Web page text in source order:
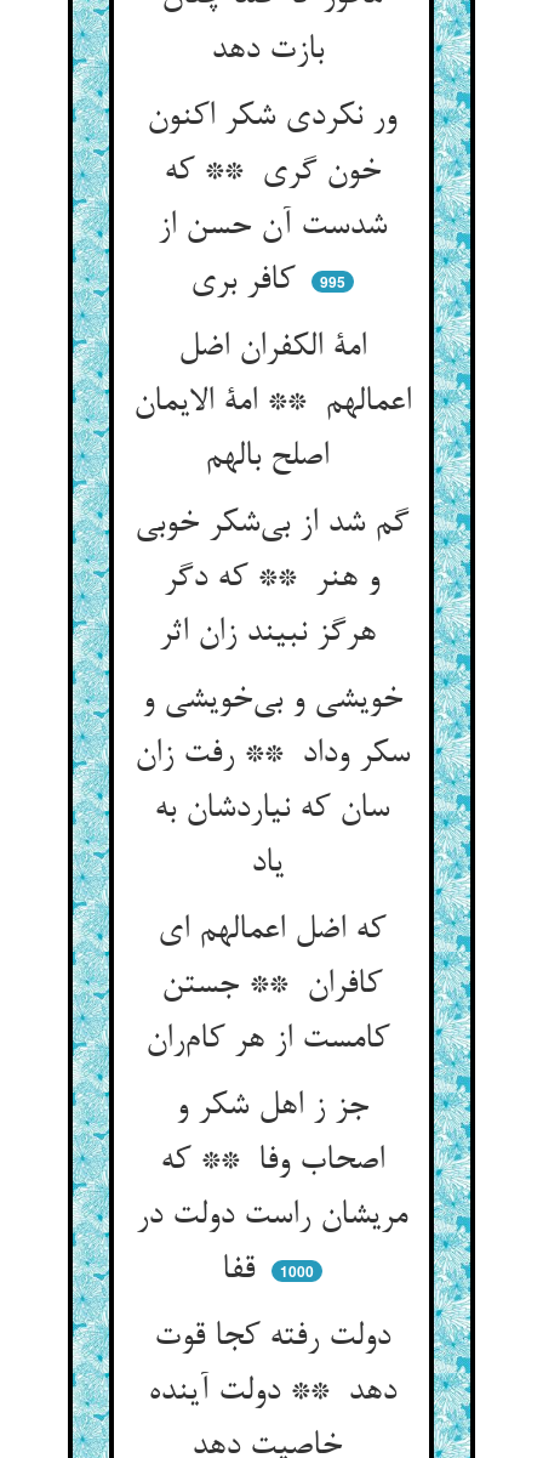
بازت دهد
ور نکردی شکر اکنون
خون گری ** که
شدست آن حسن از
کافر بری
995
امة الکفران اضل
اعمالهم ** امة الایمان
گم شد از بی‌شکر خوبی
و هنر ** که دگر
هرگز نبیند زان اثر
خویشی و بی‌خویشی و
سکر وداد ** رفت زان
سان که نیاردشان به
یاد
که اضل اعمالهم ای
کافران ** جستن
کامست از هر کام‌ران
جز ز اهل شکر و
اصحاب وفا ** که
مریشان راست دولت در
قفا
1000
دولت رفته کجا قوت
دهد ** دولت آینده